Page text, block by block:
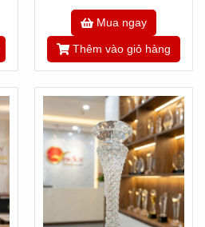
Mua ngay
Thêm vào giỏ hàng